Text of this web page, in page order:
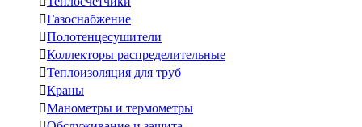
Газоснабжение
Полотенцесушители
Коллекторы распределительные
Теплоизоляция для труб
Краны
Манометры и термометры